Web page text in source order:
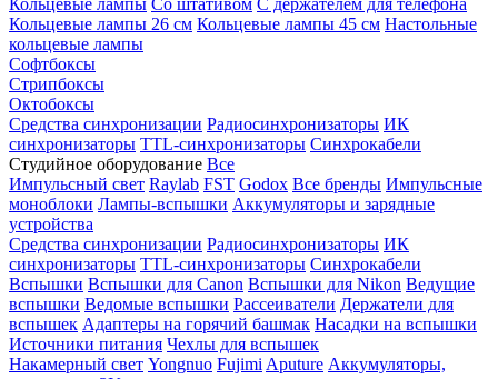
Кольцевые лампы Со штативом С держателем для телефона
Кольцевые лампы 26 см Кольцевые лампы 45 см Настольные
кольцевые лампы
Софтбоксы
Стрипбоксы
Октобоксы
Средства синхронизации Радиосинхронизаторы ИК
синхронизаторы TTL-синхронизаторы Синхрокабели
Студийное оборудование Все
Импульсный свет Raylab FST Godox Все бренды Импульсные
моноблоки Лампы-вспышки Аккумуляторы и зарядные
устройства
Средства синхронизации Радиосинхронизаторы ИК
синхронизаторы TTL-синхронизаторы Синхрокабели
Вспышки Вспышки для Canon Вспышки для Nikon Ведущие
вспышки Ведомые вспышки Рассеиватели Держатели для
вспышек Адаптеры на горячий башмак Насадки на вспышки
Источники питания Чехлы для вспышек
Накамерный свет Yongnuo Fujimi Aputure Аккумуляторы,